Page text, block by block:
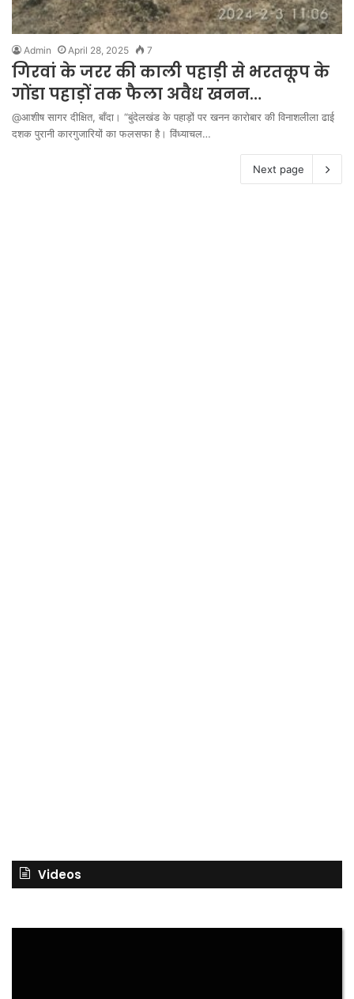
Admin April 28, 2025 7
गिरवां के जरर की काली पहाड़ी से भरतकूप के
गोंडा पहाड़ों तक फैला अवैध खनन…
@आशीष सागर दीक्षित, बाँदा। “बुंदेलखंड के पहाड़ों पर खनन कारोबार की विनाशलीला ढाई
दशक पुरानी कारगुजारियों का फलसफा है। विंध्याचल…
Next page
Videos